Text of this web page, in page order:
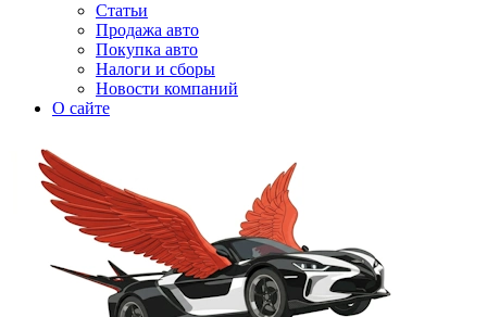
Статьи
Продажа авто
Покупка авто
Налоги и сборы
Новости компаний
О сайте